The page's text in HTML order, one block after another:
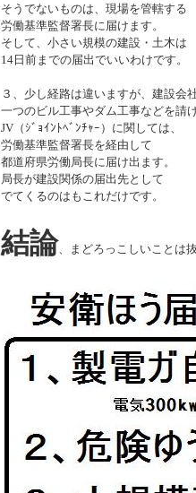
そうでないものは、現場を管轄する
労働基準監督署長に届けます。
そして、小さい規模の建設・土木は
14日前までの届出でいいわけです。
３、少し経路は違いますが、建設会
一つのビル工事やダム工事などを請
JV（ｼﾞｮｲﾝﾄﾍﾞﾝﾁｬｰ）に関しては、
労働基準監督署長を経由して
都道府県労働局長に届け出ます。
局長が建設関係の届出先として
でてくるのはもこれだけです。
結論、まどろっこしいことは